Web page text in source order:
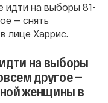
идти на выборы 81-
— снять
лице Харрис.
на выборы
другое —
женщины в